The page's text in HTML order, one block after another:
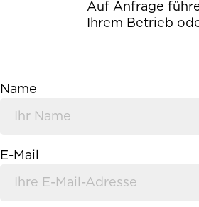
Auf Anfrage
Ihrem Betrieb
füllen Sie bitte
Name
E-Mail